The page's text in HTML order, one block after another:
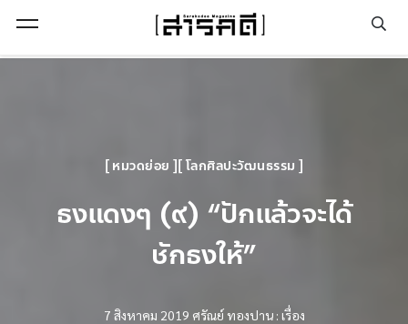
หมวดย่อย โลกศิลปะวัฒนธรรม
ธงแดงๆ (๙) “ปักแล้วจะได้
ชักธงให้”
7 สิงหาคม 2019 ศรัณย์ ทองปาน : เรื่อง